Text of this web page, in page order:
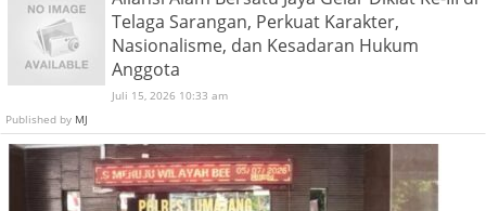
Telaga Sarangan, Perkuat Karakter,
Nasionalisme, dan Kesadaran Hukum
Anggota
Juli 15, 2026 10:33 am
Published by MJ